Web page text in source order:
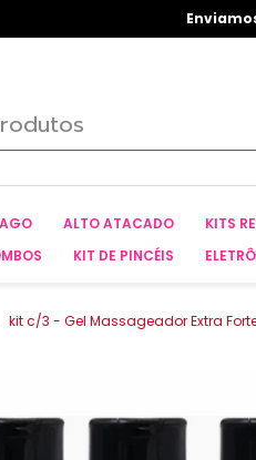
ALTO ATACADO KITS
KIT DE PINCÉIS
kit c/3 - Gel Massageador Extra